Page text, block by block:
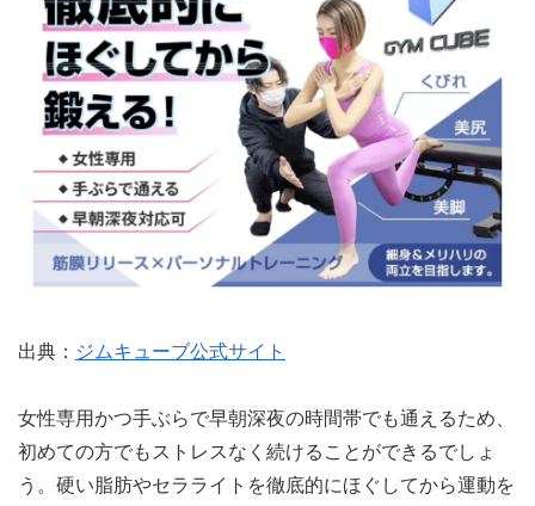
出典： ジムキューブ公式サイト
女性専用かつ手ぶらで早朝深夜の時間帯でも通えるため、
初めての方でもストレスなく続けることができるでしょ
う。硬い脂肪やセラライトを徹底的にほぐしてから運動を